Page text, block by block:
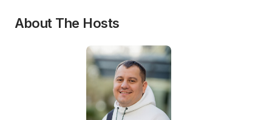
About The Hosts